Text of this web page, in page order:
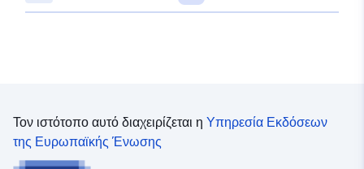
Τον ιστότοπο αυτό διαχειρίζεται η Υπηρεσία Εκδόσεων
της Ευρωπαϊκής Ένωσης